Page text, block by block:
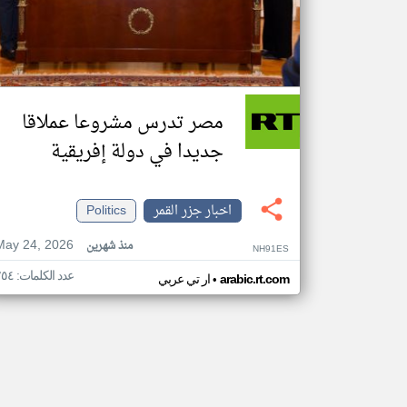
مصر تدرس مشروعا عملاقا
جديدا في دولة إفريقية
اخبار جزر القمر
Politics
24, 2026
منذ شهرين NH91ES
ار تي عربي• arabic.rt.com عدد الكلمات: ٢٥٤